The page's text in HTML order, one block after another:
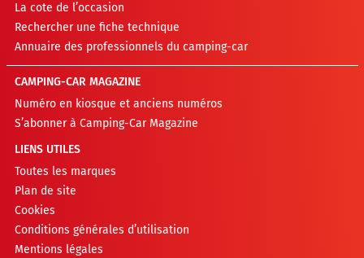
La cote de l’occasion
Rechercher une fiche technique
Annuaire des professionnels du camping-car
CAMPING-CAR MAGAZINE
Numéro en kiosque et anciens numéros
S’abonner à Camping-Car Magazine
LIENS UTILES
Toutes les marques
Plan de site
Cookies
Conditions générales d’utilisation
Mentions légales